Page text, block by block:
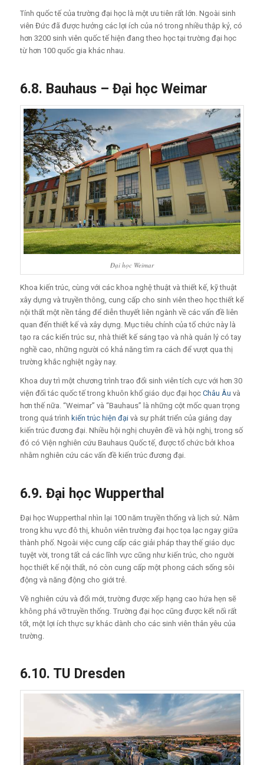
Tính quốc tế của trường đại học là một ưu tiên rất lớn. Ngoài sinh
viên Đức đã được hưởng các lợi ích của nó trong nhiều thập kỷ, có
hơn 3200 sinh viên quốc tế hiện đang theo học tại trường đại học
từ hơn 100 quốc gia khác nhau.
6.8. Bauhaus – Đại học Weimar
Đại học Weimar
Khoa kiến trúc, cùng với các khoa nghệ thuật và thiết kế, kỹ thuật
xây dựng và truyền thông, cung cấp cho sinh viên theo học thiết kế
nội thất một nền tảng để diễn thuyết liên ngành về các vấn đề liên
quan đến thiết kế và xây dựng. Mục tiêu chính của tổ chức này là
tạo ra các kiến trúc sư, nhà thiết kế sáng tạo và nhà quản lý có tay
nghề cao, những người có khả năng tìm ra cách để vượt qua thị
trường khắc nghiệt ngày nay.
Khoa duy trì một chương trình trao đổi sinh viên tích cực với hơn 30
viện đối tác quốc tế trong khuôn khổ giáo dục đại học Châu Âu và
hơn thế nữa. “Weimar” và “Bauhaus” là những cột mốc quan trọng
trong quá trình kiến trúc hiện đạivà sự phát triển của giảng dạy
kiến trúc đương đại. Nhiều hội nghị chuyên đề và hội nghị, trong số
đó có Viện nghiên cứu Bauhaus Quốc tế, được tổ chức bởi khoa
nhằm nghiên cứu các vấn đề kiến trúc đương đại.
6.9. Đại học Wupperthal
Đại học Wupperthal nhìn lại 100 năm truyền thống và lịch sử. Nằm
trong khu vực đô thị, khuôn viên trường đại học tọa lạc ngay giữa
thành phố. Ngoài việc cung cấp các giải pháp thay thế giáo dục
tuyệt vời, trong tất cả các lĩnh vực cũng như kiến trúc, cho người
học thiết kế nội thất, nó còn cung cấp một phong cách sống sôi
động và năng động cho giới trẻ.
Về nghiên cứu và đổi mới, trường được xếp hạng cao hứa hẹn sẽ
không phá vỡ truyền thống. Trường đại học cũng được kết nối rất
tốt, một lợi ích thực sự khác dành cho các sinh viên thân yêu của
trường.
6.10. TU Dresden